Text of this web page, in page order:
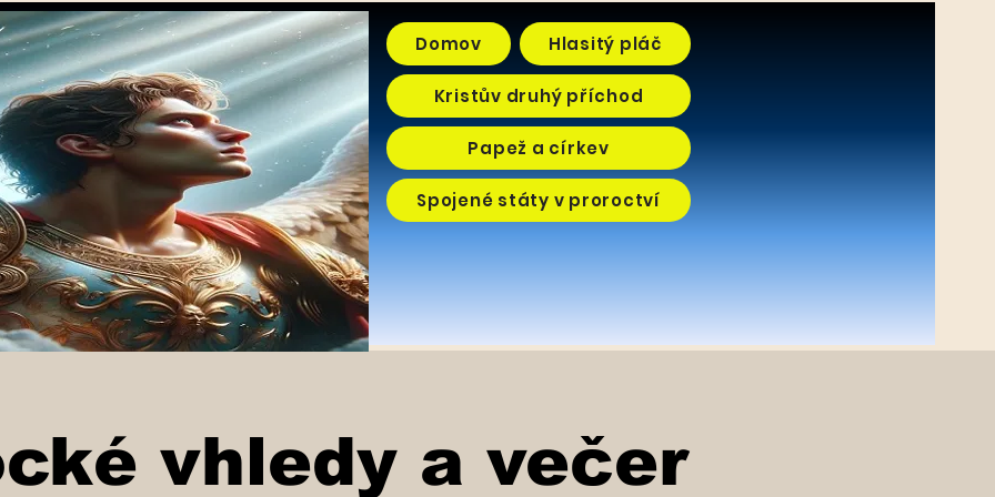
Domov Hlasitý pláč
Kristův druhý příchod
Papež a církev
Spojené státy v proroctví
vhledy a večer